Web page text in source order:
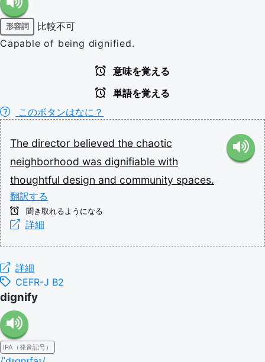
形容詞
比較不可
Capable of being dignified.
意味を覚える
単語を覚える
このボタンはなに？
The director believed the chaotic
neighborhood was dignifiable with
thoughtful design and community spaces.
翻訳する
聞き取れるようになる
詳細
詳細
CEFR-J B2
dignify
IPA（発音記号）